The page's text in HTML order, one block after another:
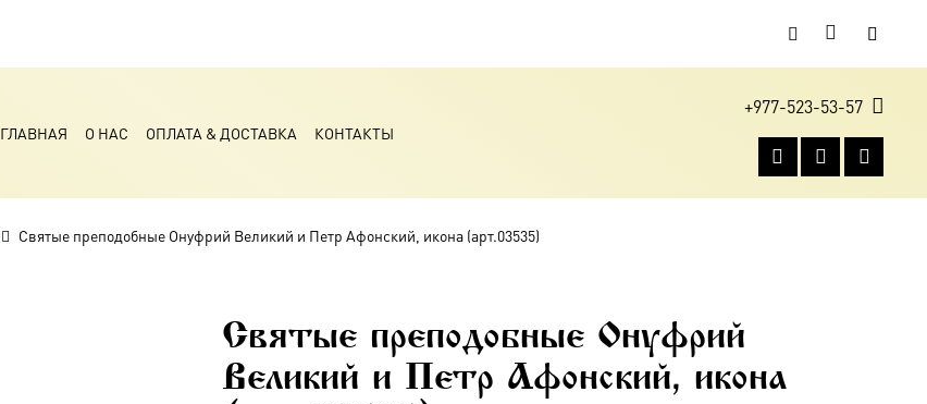
ГЛАВНАЯ О НАС ОПЛАТА & ДОСТАВКА КОНТАКТЫ
+977-523-53-57
Святые преподобные Онуфрий Великий и Петр Афонский, икона (арт.03535)
Святые преподобные Онуфрий
Великий и Петр Афонский, икона